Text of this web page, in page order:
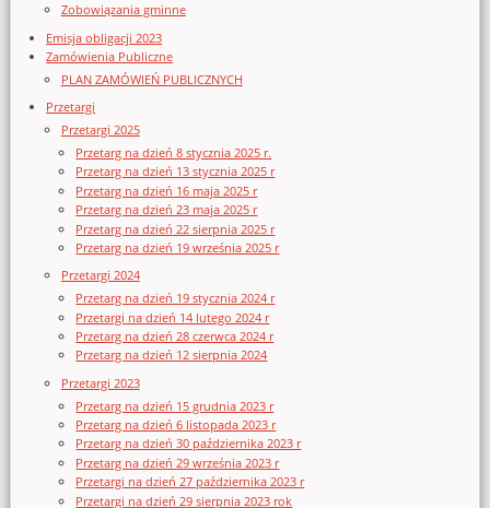
Zobowiązania gminne
Emisja obligacji 2023
Zamówienia Publiczne
PLAN ZAMÓWIEŃ PUBLICZNYCH
Przetargi
Przetargi 2025
Przetarg na dzień 8 stycznia 2025 r.
Przetarg na dzień 13 stycznia 2025 r
Przetarg na dzień 16 maja 2025 r
Przetarg na dzień 23 maja 2025 r
Przetarg na dzień 22 sierpnia 2025 r
Przetarg na dzień 19 września 2025 r
Przetargi 2024
Przetarg na dzień 19 stycznia 2024 r
Przetargi na dzień 14 lutego 2024 r
Przetarg na dzień 28 czerwca 2024 r
Przetarg na dzień 12 sierpnia 2024
Przetargi 2023
Przetarg na dzień 15 grudnia 2023 r
Przetarg na dzień 6 listopada 2023 r
Przetarg na dzień 30 października 2023 r
Przetarg na dzień 29 września 2023 r
Przetargi na dzień 27 października 2023 r
Przetargi na dzień 29 sierpnia 2023 rok